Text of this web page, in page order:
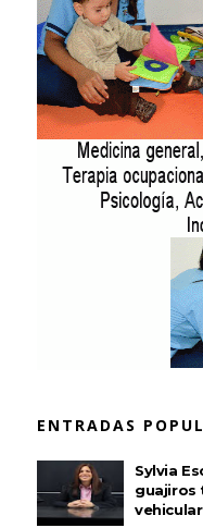
ENTRADAS
Sylvia
guajiros
vehicular